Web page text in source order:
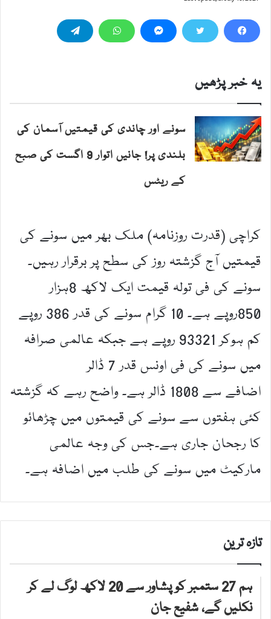
یہ خبر پڑھیں
سونے اور چاندی کی قیمتیں آسمان کی
بلندی پر! جانیں اتوار 9 اگست کی صبح
کے ریٹس
کراچی (قدرت روزنامہ) ملک بھر میں سونے کی
قیمتیں آج گزشتہ روز کی سطح پر برقرار رہیں۔
سونے کی فی تولہ قیمت ایک لاکھ 8ہزار
850روپے ہے۔ 10 گرام سونے کی قدر 386 روپے
کم ہوکر 93321 روپے ہے جبکہ عالمی صرافہ
میں سونے کی فی اونس قدر 7 ڈالر
اضافے سے 1808 ڈالر ہے۔ واضح رہے کہ گزشتہ
کئی ہفتوں سے سونے کی قیمتوں میں چڑھائو
کا رجحان جاری ہے۔جس کی وجہ عالمی
مارکیٹ میں سونے کی طلب میں اضافہ ہے۔
تازہ ترین
ہم 27 ستمبر کو پشاور سے 20 لاکھ لوگ لے کر
نکلیں گے، شفیع جان